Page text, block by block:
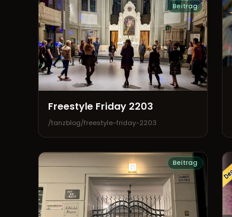
Beitrag
Freestyle Friday 2203
/tanzblog/freestyle-friday-2203
Beitrag